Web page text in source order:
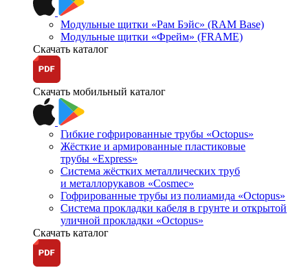
Модульные щитки «Рам Бэйс» (RAM Base)
Модульные щитки «Фрейм» (FRAME)
Скачать каталог
Скачать мобильный каталог
Гибкие гофрированные трубы «Octopus»
Жёсткие и армированные пластиковые
трубы «Express»
Система жёстких металлических труб
и металлорукавов «Cosmec»
Гофрированные трубы из полиамида «Octopus»
Система прокладки кабеля в грунте и открытой
уличной прокладки «Octopus»
Скачать каталог